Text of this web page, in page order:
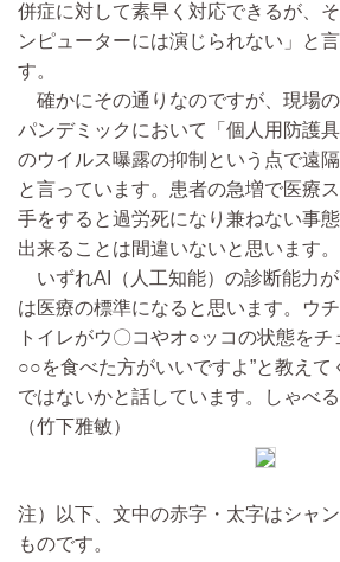
併症に対して素早く対応できるが、
ンピューターには演じられない」と
す。
確かにその通りなのですが、現場
パンデミックにおいて「個人用防護
のウイルス曝露の抑制という点で遠
と言っています。患者の急増で医療
手をすると過労死になり兼ねない事
出来ることは間違いないと思います。
いずれAI（人工知能）の診断能力
は医療の標準になると思います。ウ
トイレがウ〇コやオ○ッコの状態をチ
○○を食べた方がいいですよ”と教えて
ではないかと話しています。しゃべる
（竹下雅敏）
注）以下、文中の赤字・太字はシャ
ものです。